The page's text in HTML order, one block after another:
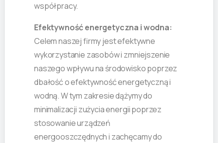
współpracy.
Efektywność energetyczna i wodna:
Celem naszej firmy jest efektywne
wykorzystanie zasobów i zmniejszenie
naszego wpływu na środowisko poprzez
dbałość o efektywność energetyczną i
wodną. W tym zakresie dążymy do
minimalizacji zużycia energii poprzez
stosowanie urządzeń
energooszczędnych i zachęcamy do